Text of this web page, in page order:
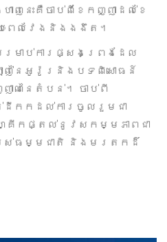
នេះគឺចាប់ពីខែកញ្ញាដល់ខែ
ៈពេលវែងនិងងងឹត។
រាប់ការផ្សងព្រេងដែល
ញ់នៃអូរ៉ូរនិងបទពិសោធន៍
ណនៃតំបន់។ ចាប់ពី
ដីកកដល់ការចូលរួមជា
គីកផ្តល់នូវសកម្មភាពជា
ស់ធម្មជាតិ និងមរតកដ៏